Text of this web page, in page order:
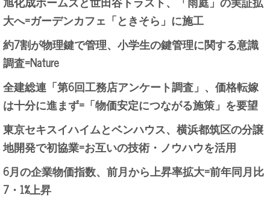
大へ=ガーデンカフェ「ときそら」に施工
約7割が物理鍵で管理、小学生の鍵管理に関する意識
調査=Nature
全建総連「第6回工務店アンケート調査」、価格転嫁
は十分に進まず=「物価安定につながる施策」を要望
東京セキスイハイムとベンハウス、横浜都筑区の分譲
地開発で初協業=お互いの技術・ノウハウを活用
6月の企業物価指数、前月から上昇率拡大=前年同月比
7・1%上昇